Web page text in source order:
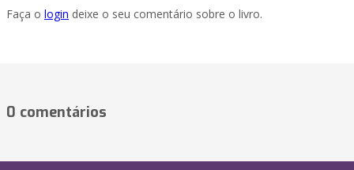
Faça o login deixe o seu comentário sobre o livro.
0 comentários